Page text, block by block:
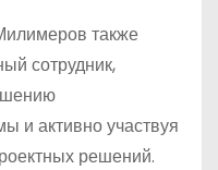
также
сотрудник,
и активно участвуя
решений.